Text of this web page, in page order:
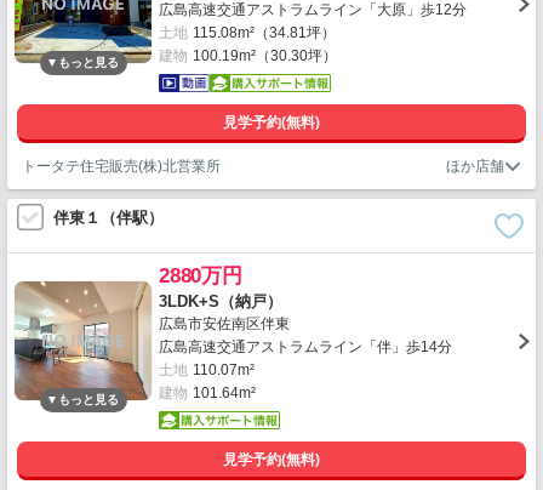
広島高速交通アストラムライン「大原」歩12分
土地 115.08m²（34.81坪）
建物 100.19m²（30.30坪）
見学予約(無料)
トータテ住宅販売(株)北営業所
伴東１（伴駅）
2880万円
3LDK+S（納戸）
広島市安佐南区伴東
広島高速交通アストラムライン「伴」歩14分
土地 110.07m²
建物 101.64m²
見学予約(無料)